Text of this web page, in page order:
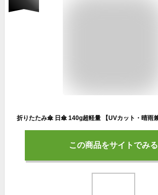
この商品をサイトでみる